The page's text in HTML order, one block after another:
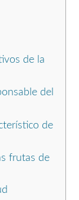
de la
del
de
frutas de